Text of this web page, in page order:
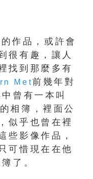
作品，或許會
很有趣，讓人
找到那麼多有
Met前幾年對
曾有一本叫
簿，裡面公
似乎也曾在裡
些影像作品，
可惜現在在他
了。